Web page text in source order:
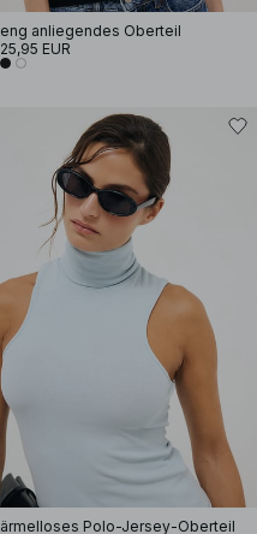
eng anliegendes Oberteil
25,95 EUR
ärmelloses Polo-Jersey-Oberteil